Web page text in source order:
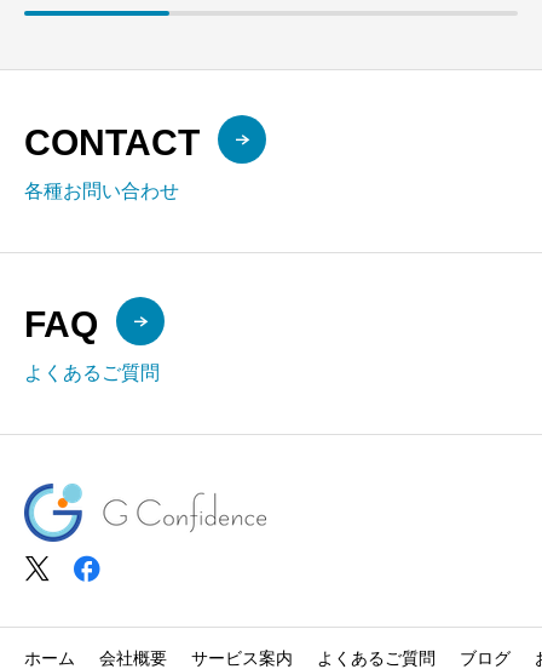
CONTACT
各種お問い合わせ
FAQ
よくあるご質問
ホーム 会社概要 サービス案内 よくあるご質問 ブログ